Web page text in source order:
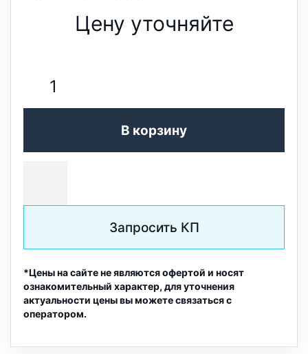
Цену уточняйте
В корзину
Запросить КП
*Цены на сайте не являются офертой и носят
ознакомительный характер, для уточнения
актуальности цены вы можете связаться с
оператором.